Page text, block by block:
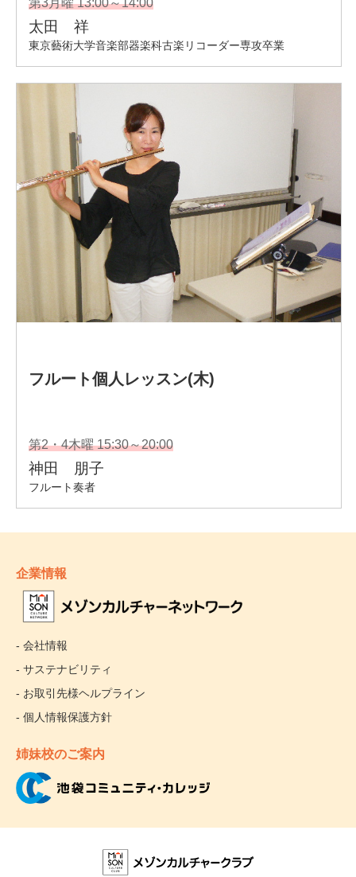
企業情報
- 会社情報
- サステナビリティ
- お取引先様ヘルプライン
- 個人情報保護方針
姉妹校のご案内